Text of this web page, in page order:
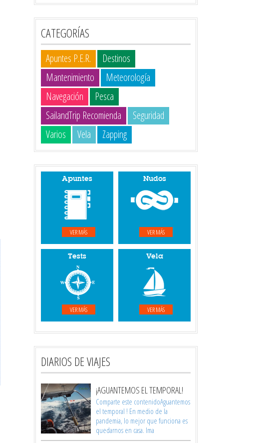
CATEGORÍAS
Apuntes P.E.R.
Destinos
Mantenimiento
Meteorología
Navegación
Pesca
SailandTrip Recomienda
Seguridad
Varios
Vela Zapping
Apuntes
VER MÁS
Nudos
VER MÁS
Tests
VER MÁS
Vela
VER MÁS
DIARIOS DE VIAJES
¡AGUANTEMOS EL TEMPORAL!
Comparte este contenidoAguantemos
el temporal ! En medio de la
pandemia, lo mejor que funciona es
quedarnos en casa. Ima